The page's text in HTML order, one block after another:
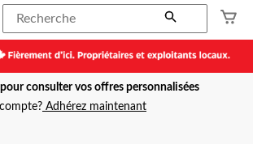
préféré
Lethbridge,
Party
City,
courament
Fermé,
Recherche
consulter vos offres personnalisées
Adhérez maintenant